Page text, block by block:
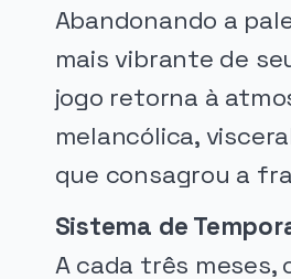
Abandonando a
mais vibrante de
jogo retorna à
melancólica,
que consagrou a
Sistema de
A cada três meses,